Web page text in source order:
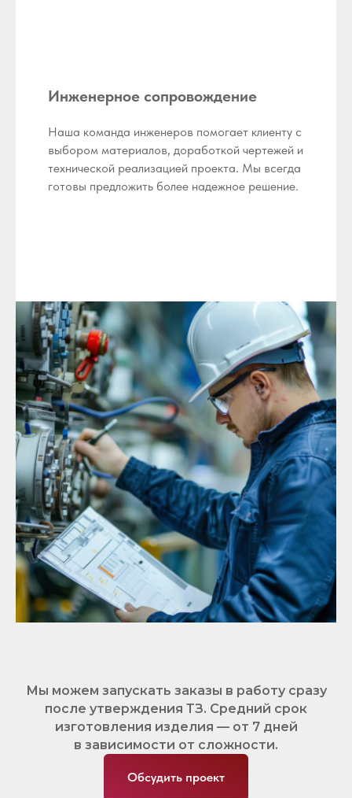
Инженерное сопровождение
Наша команда инженеров помогает клиенту с
выбором материалов, доработкой чертежей и
технической реализацией проекта. Мы всегда
готовы предложить более надежное решение.
Мы можем запускать заказы в работу сразу
после утверждения ТЗ. Средний срок
изготовления изделия — от 7 дней
в зависимости от сложности.
Обсудить проект